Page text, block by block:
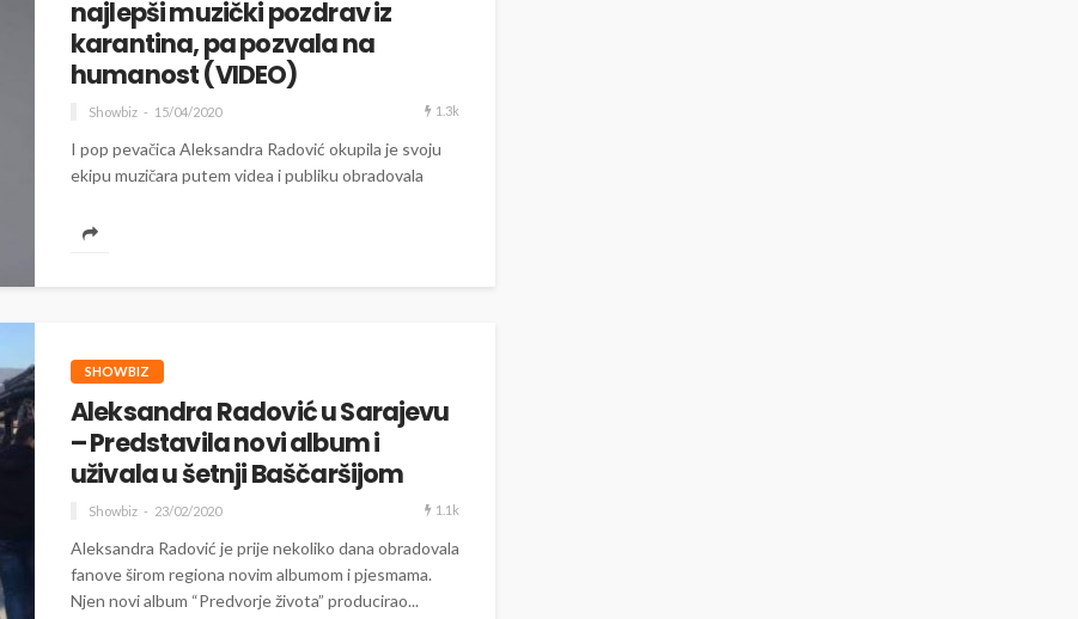
najlepši muzički pozdrav iz
karantina, pa pozvala na
humanost (VIDEO)
Showbiz 15/04/2020 1.3k
I pop pevačica Aleksandra Radović okupila je svoju
ekipu muzičara putem videa i publiku obradovala
pored...
SHOWBIZ
Aleksandra Radović u Sarajevu
– Predstavila novi album i
uživala u šetnji Baščaršijom
Showbiz 23/02/2020 1.1k
Aleksandra Radović je prije nekoliko dana obradovala
fanove širom regiona novim albumom i pjesmama.
Njen novi album “Predvorje života” producirao...